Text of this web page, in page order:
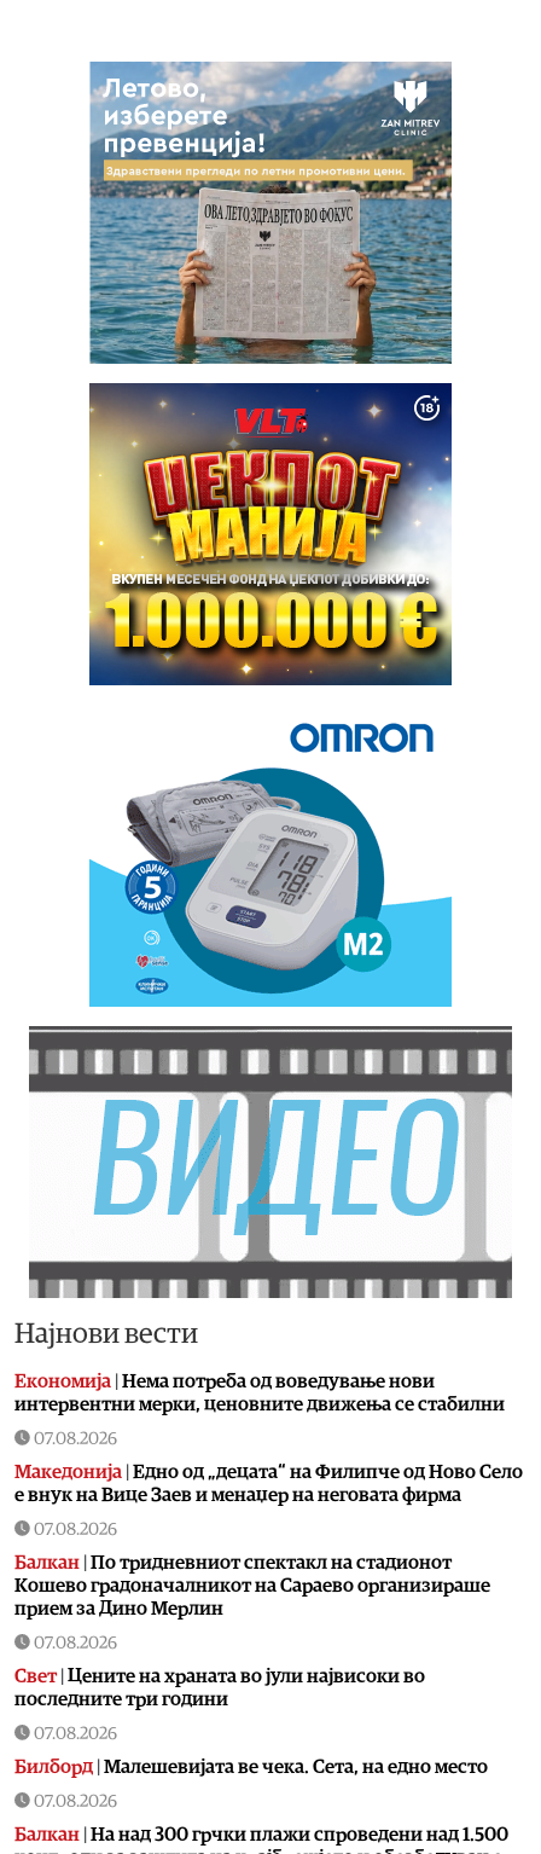
Најнови вести
Економија Нема потреба од воведување нови
интервентни мерки, ценовните движења се стабилни
07.08.2026
Македонија Едно од „децата“ на Филипче од Ново Село
е внук на Вице Заев и менаџер на неговата фирма
07.08.2026
Балкан По тридневниот спектакл на стадионот
Кошево градоначалникот на Сараево организираше
прием за Дино Мерлин
07.08.2026
Свет| Цените на храната во јули највисоки во
последните три години
07.08.2026
Билборд Малешевијата ве чека. Сета, на едно место
07.08.2026
Балкан На над 300 грчки плажи спроведени над 1.500